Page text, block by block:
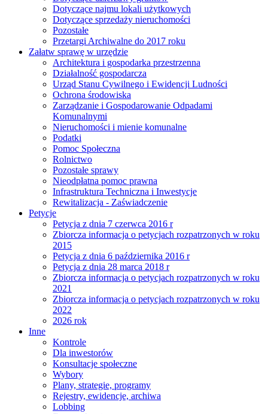
Dotyczące najmu lokali użytkowych
Dotyczące sprzedaży nieruchomości
Pozostałe
Przetargi Archiwalne do 2017 roku
Załatw sprawę w urzędzie
Architektura i gospodarka przestrzenna
Działalność gospodarcza
Urząd Stanu Cywilnego i Ewidencji Ludności
Ochrona środowiska
Zarządzanie i Gospodarowanie Odpadami
Komunalnymi
Nieruchomości i mienie komunalne
Podatki
Pomoc Społeczna
Rolnictwo
Pozostałe sprawy
Nieodpłatna pomoc prawna
Infrastruktura Techniczna i Inwestycje
Rewitalizacja - Zaświadczenie
Petycje
Petycja z dnia 7 czerwca 2016 r
Zbiorcza informacja o petycjach rozpatrzonych w roku
2015
Petycja z dnia 6 października 2016 r
Petycja z dnia 28 marca 2018 r
Zbiorcza informacja o petycjach rozpatrzonych w roku
2021
Zbiorcza informacja o petycjach rozpatrzonych w roku
2022
2026 rok
Inne
Kontrole
Dla inwestorów
Konsultacje społeczne
Wybory
Plany, strategie, programy
Rejestry, ewidencje, archiwa
Lobbing